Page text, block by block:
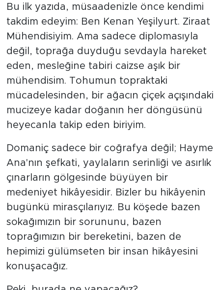
Bu ilk yazıda, müsaadenizle önce kendimi
takdim edeyim: Ben Kenan Yeşilyurt. Ziraat
Mühendisiyim. Ama sadece diplomasıyla
değil, toprağa duyduğu sevdayla hareket
eden, mesleğine tabiri caizse aşık bir
mühendisim. Tohumun topraktaki
mücadelesinden, bir ağacın çiçek açışındaki
mucizeye kadar doğanın her döngüsünü
heyecanla takip eden biriyim.
Domaniç sadece bir coğrafya değil; Hayme
Ana'nın şefkati, yaylaların serinliği ve asırlık
çınarların gölgesinde büyüyen bir
medeniyet hikâyesidir. Bizler bu hikâyenin
bugünkü mirasçılarıyız. Bu köşede bazen
sokağımızın bir sorununu, bazen
toprağımızın bir bereketini, bazen de
hepimizi gülümseten bir insan hikâyesini
konuşacağız.